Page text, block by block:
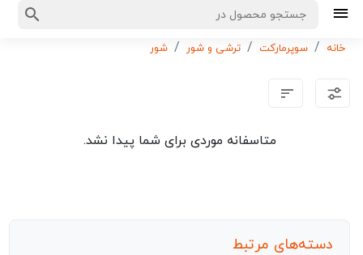
خانه سوپرمارکت ترشی و شور شور
متاسفانه موردی برای شما پیدا نشد.
دسته‌های مرتبط